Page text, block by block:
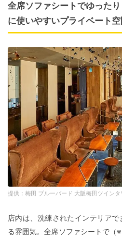
全席ソファシートでゆった
に使いやすいプライベート空
梅田 ブルーバード 大阪梅田ツインタ
店内は、洗練されたインテリア
る雰囲気。全席ソファシートで（